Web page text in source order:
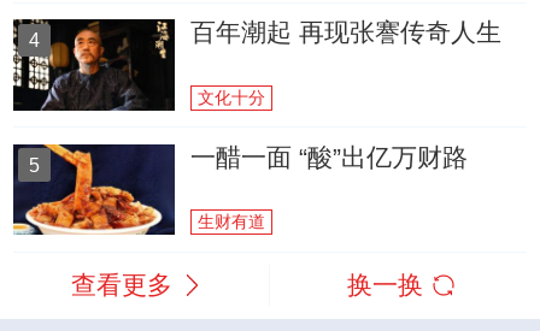
4 百年潮起 再现张謇传奇人生
文化十分
5 一醋一面 “酸”出亿万财路
生财有道
查看更多 换一换